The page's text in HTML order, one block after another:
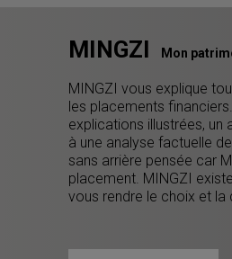
MINGZI Mon
MINGZI vous explique
les placements
explications illustrées,
à une analyse factuelle
sans arrière pensée car
placement. MINGZI
vous rendre le choix et la